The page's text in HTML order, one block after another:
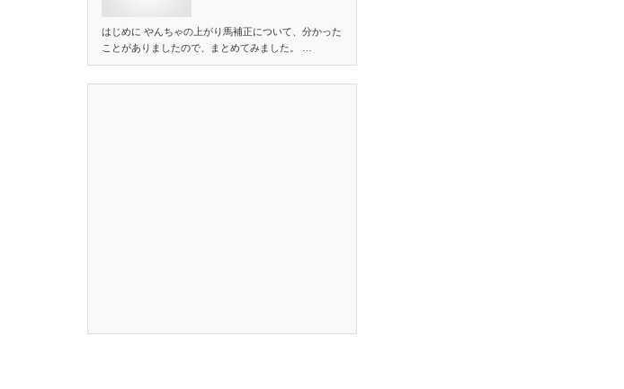
はじめに やんちゃの上がり馬補正について、分かった
ことがありましたので、まとめてみました。 …